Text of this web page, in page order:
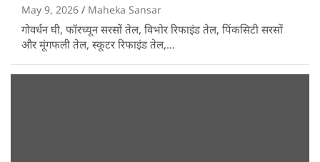
May 9, 2026 Maheka Sansar
गोवर्धन घी, फॉरच्यून सरसों तेल, विभोर रिफाइंड तेल, पिंकसिटी सरसों
और मूंगफली तेल, स्कूटर रिफाइंड तेल,…